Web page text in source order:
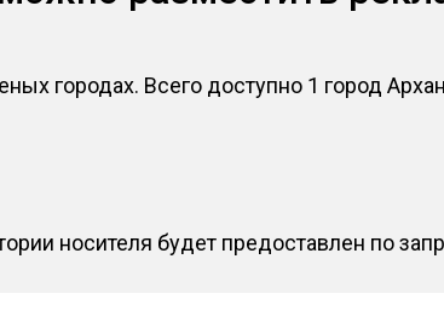
городах. Всего доступно 1 город
носителя будет предоставлен по